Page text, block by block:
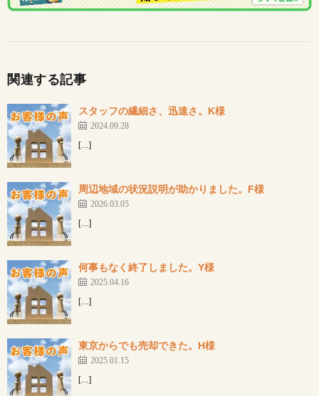
関連する記事
スタッフの繊細さ、迅速さ。K様
2024.09.28
[…]
周辺地域の状況説明が助かりました。F様
2026.03.05
[…]
何事もなく終了しました。Y様
2025.04.16
[…]
東京からでも売却できた。H様
2025.01.15
[…]